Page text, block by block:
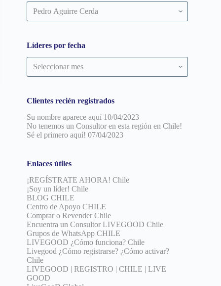
Encuentre
un
Consultor
Líderes por fecha
Líderes
por
fecha
Clientes recién registrados
Su nombre aparece aquí 10/04/2023
No tenemos un Consultor en esta región en Chile!
Sé el primero aquí! 07/04/2023
Enlaces útiles
¡REGÍSTRATE AHORA! Chile
¡Soy un líder! Chile
BLOG CHILE
Centro de Apoyo CHILE
Comprar o Revender Chile
Encuentra un Consultor LIVEGOOD Chile
Grupos de WhatsApp CHILE
LIVEGOOD ¿Cómo funciona? Chile
Livegood ¿Cómo registrarse? ¿Cómo activar?
Chile
LIVEGOOD | REGISTRO | CHILE | LIVE
GOOD